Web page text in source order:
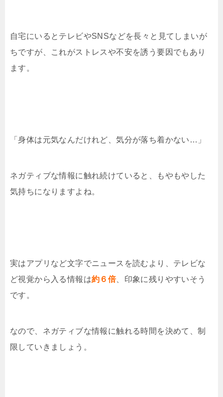
自宅にいるとテレビやSNSなどを長々と見てしまいが
ちですが、これがストレスや不安を誘う要因でもあり
ます。
「身体は元気なんだけれど、気分が落ち着かない…」
ネガティブな情報に触れ続けていると、もやもやした
気持ちになりますよね。
実はアプリなど文字でニュースを読むより、テレビな
ど視覚から入る情報は約６倍、印象に残りやすいそう
です。
なので、ネガティブな情報に触れる時間を決めて、制
限していきましょう。